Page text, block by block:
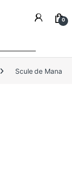
0
Scule de Mana